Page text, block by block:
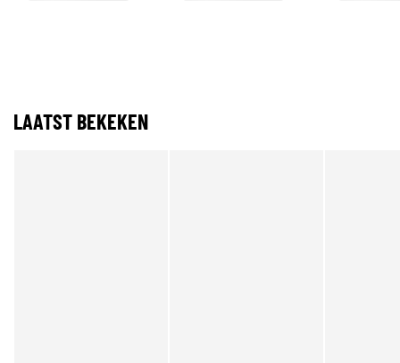
LAATST BEKEKEN